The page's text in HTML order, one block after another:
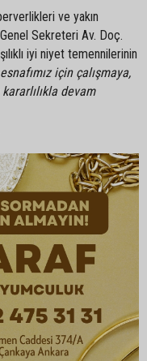
ve yakın
Sekreteri Av. Doç.
iyi niyet temennilerinin
için çalışmaya,
devam